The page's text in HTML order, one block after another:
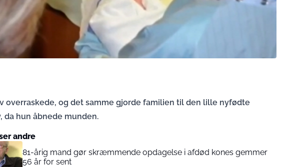
overraskede, og det samme gjorde familien til den lille nyfødte
da hun åbnede munden.
andre
81-årig mand gør skræmmende opdagelse i afdød kones gemmer
56 år for sent